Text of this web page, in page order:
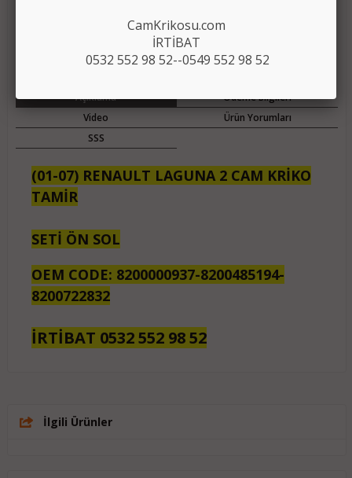
Aklımdakiler listesine ekle
Açıklama
Ödeme Bilgileri
Video
Ürün Yorumları
SSS
(01-07) RENAULT LAGUNA 2 CAM KRİKO
TAMİR
SETİ ÖN SOL
OEM CODE: 8200000937-8200485194-
8200722832
İRTİBAT 0532 552 98 52
İlgili Ürünler
CamKrikosu.com
İRTİBAT
0532 552 98 52--0549 552 98 52